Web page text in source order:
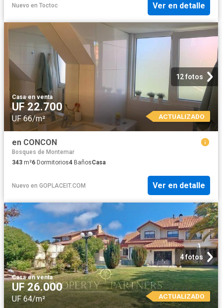
Nuevo en Toctoc Ver en detalle
12 fotos
Casa·en venta
UF 22.700
UF 66/m² ACTUALIZADO
en CONCON
Bosques de Montemar
343 m²6 Dormitorios4 BañosCasa
Nuevo en GOPLACEIT.COM Ver en detalle
4 fotos
Casa·en venta
UF 26.000
UF 64/m² ACTUALIZADO